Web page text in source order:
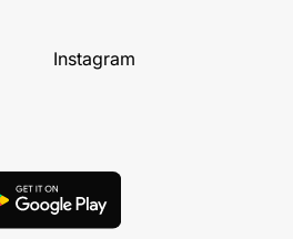
Instagram